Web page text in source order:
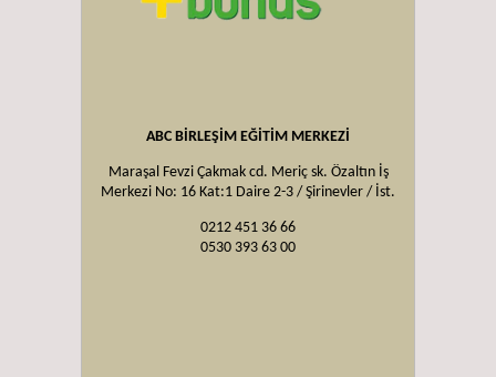
ABC BİRLEŞİM EĞİTİM MERKEZİ
Maraşal Fevzi Çakmak cd. Meriç sk. Özaltın İş
Merkezi No: 16 Kat:1 Daire 2-3 / Şirinevler / İst.
0212 451 36 66
0530 393 63 00